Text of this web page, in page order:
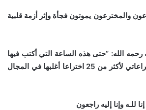
والمخترعون يموتون فجأة وإثر أزمة قلبية
رحمه الله: “حتى هذه الساعة التي أكتب فيها
رسالتي وصل عدد اختراعاتي لأكثر من 25 اختراعا أغلبها في المجال
إنا للـه وإنا إليه راجعون